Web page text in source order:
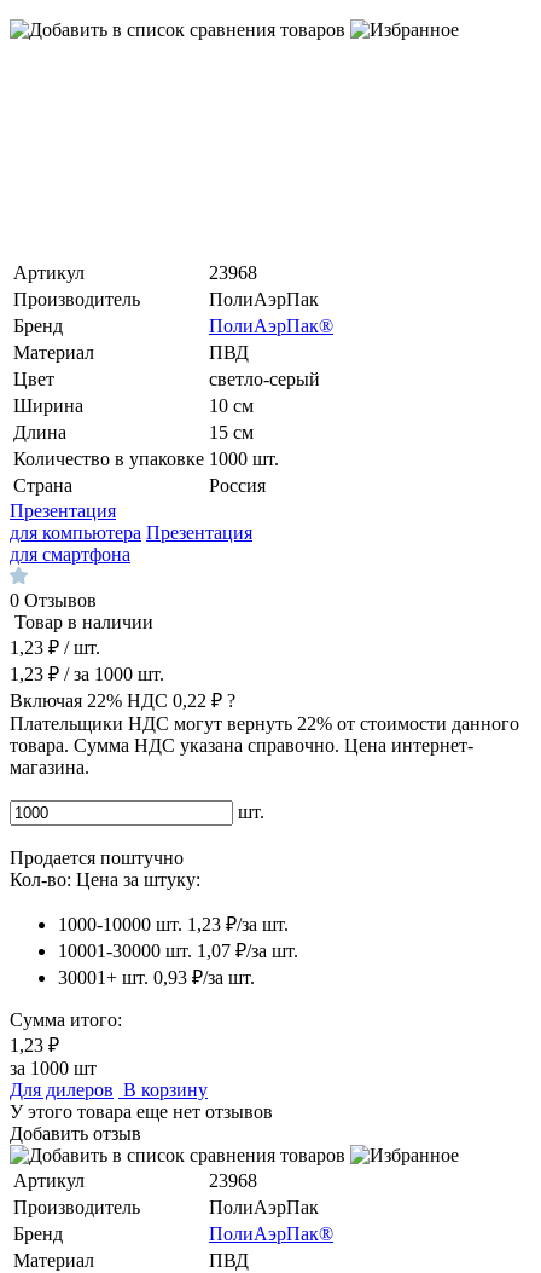
Артикул
23968
Производитель
ПолиАэрПак
Бренд
ПолиАэрПак®
Материал
ПВД
Цвет
светло-серый
Ширина
10 см
Длина
15 см
Количество в упаковке 1000 шт.
Страна
Россия
Презентация
для компьютера Презентация
для смартфона
0 Отзывов
Товар в наличии
1,23 ₽ / шт.
1,23 ₽ / за 1000 шт.
Включая 22% НДС 0,22 ₽ ?
Плательщики НДС могут вернуть 22% от стоимости данного
товара. Сумма НДС указана справочно. Цена интернет-
магазина.
шт.
Продается поштучно
Кол-во: Цена за штуку:
1000-10000 шт. 1,23 ₽/за шт.
10001-30000 шт. 1,07 ₽/за шт.
30001+ шт. 0,93 ₽/за шт.
Сумма итого:
1,23 ₽
за 1000 шт
Для дилеров В корзину
У этого товара еще нет отзывов
Добавить отзыв
Артикул
23968
Производитель
ПолиАэрПак
Бренд
ПолиАэрПак®
Материал
ПВД